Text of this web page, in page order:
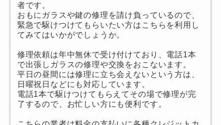
者です。
おもにガラスや鍵の修理を請け負っているので、
緊急で駆けつけてもらいたい方はこちらを利用し
てみてはいかがでしょうか。
修理依頼は年中無休で受け付けており、電話1本
で出張しガラスの修理や交換をおこないます。
平日の昼間には修理に立ち会えないという方は、
日曜祝日などにも対応しています。
電話1本で駆けつけてもらえてその場で修理が完
了するので、お忙しい方にも便利です。